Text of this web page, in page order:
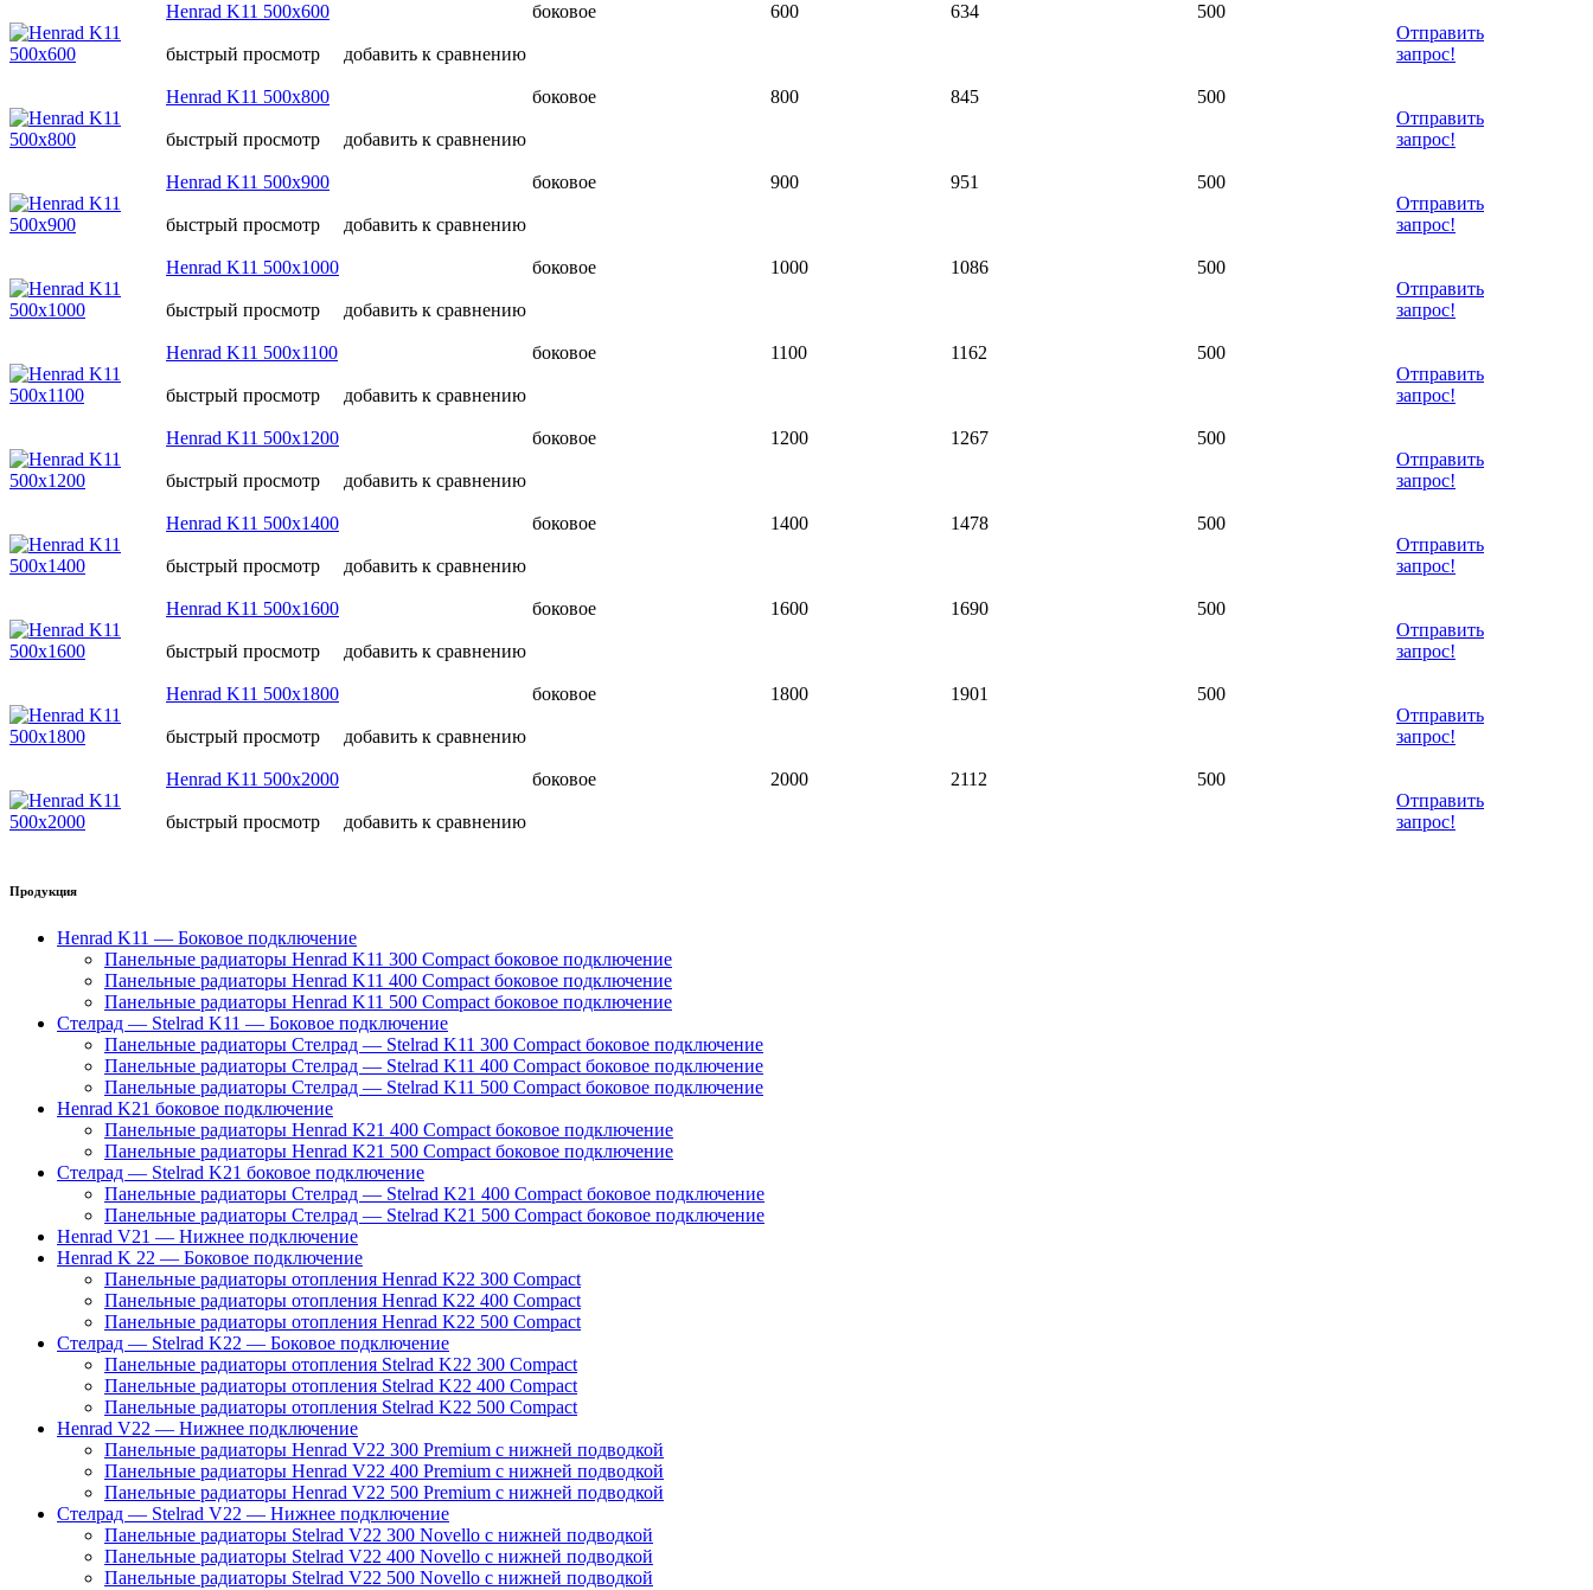
Henrad K11 500х600 боковое 600 634
500
Отправить
запрос!
быстрый просмотр добавить к сравнению
Henrad K11 500х800 боковое 800 845
500
Отправить
запрос!
быстрый просмотр добавить к сравнению
Henrad K11 500х900 боковое 900 951
500
Отправить
запрос!
быстрый просмотр добавить к сравнению
Henrad K11 500х1000 боковое 1000 1086
500
Отправить
запрос!
быстрый просмотр добавить к сравнению
Henrad K11 500х1100 боковое 1100 1162
500
Отправить
запрос!
быстрый просмотр добавить к сравнению
Henrad K11 500х1200 боковое 1200 1267
500
Отправить
запрос!
быстрый просмотр добавить к сравнению
Henrad K11 500х1400 боковое 1400 1478
500
Отправить
запрос!
быстрый просмотр добавить к сравнению
Henrad K11 500х1600 боковое 1600 1690
500
Отправить
запрос!
быстрый просмотр добавить к сравнению
Henrad K11 500х1800 боковое 1800 1901
500
Отправить
запрос!
быстрый просмотр добавить к сравнению
Henrad K11 500х2000 боковое 2000 2112
500
Отправить
запрос!
быстрый просмотр добавить к сравнению
Продукция
Henrad K11 — Боковое подключение
Панельные радиаторы Henrad K11 300 Compact боковое подключение
Панельные радиаторы Henrad K11 400 Compact боковое подключение
Панельные радиаторы Henrad K11 500 Compact боковое подключение
Стелрад — Stelrad K11 — Боковое подключение
Панельные радиаторы Стелрад — Stelrad K11 300 Compact боковое подключение
Панельные радиаторы Стелрад — Stelrad K11 400 Compact боковое подключение
Панельные радиаторы Стелрад — Stelrad K11 500 Compact боковое подключение
Henrad K21 боковое подключение
Панельные радиаторы Henrad K21 400 Compact боковое подключение
Панельные радиаторы Henrad K21 500 Compact боковое подключение
Стелрад — Stelrad K21 боковое подключение
Панельные радиаторы Стелрад — Stelrad K21 400 Compact боковое подключение
Панельные радиаторы Стелрад — Stelrad K21 500 Compact боковое подключение
Henrad V21 — Нижнее подключение
Henrad K 22 — Боковое подключение
Панельные радиаторы отопления Henrad K22 300 Compact
Панельные радиаторы отопления Henrad K22 400 Compact
Панельные радиаторы отопления Henrad K22 500 Compact
Стелрад — Stelrad K22 — Боковое подключение
Панельные радиаторы отопления Stelrad K22 300 Compact
Панельные радиаторы отопления Stelrad K22 400 Compact
Панельные радиаторы отопления Stelrad K22 500 Compact
Henrad V22 — Нижнее подключение
Панельные радиаторы Henrad V22 300 Premium с нижней подводкой
Панельные радиаторы Henrad V22 400 Premium с нижней подводкой
Панельные радиаторы Henrad V22 500 Premium с нижней подводкой
Стелрад — Stelrad V22 — Нижнее подключение
Панельные радиаторы Stelrad V22 300 Novello с нижней подводкой
Панельные радиаторы Stelrad V22 400 Novello с нижней подводкой
Панельные радиаторы Stelrad V22 500 Novello с нижней подводкой